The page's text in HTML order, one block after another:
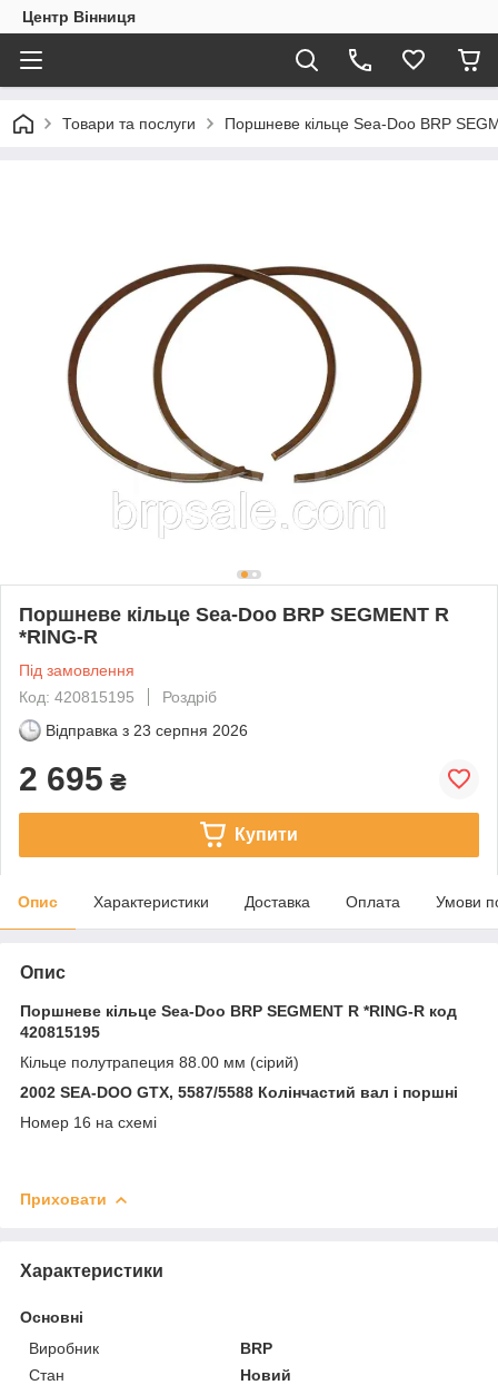
Центр Вінниця
Товари та послуги Поршневе кільце Sea-Doo BRP
Поршневе кільце Sea-Doo BRP SEGMENT R
*RING-R
Під замовлення
Код: 420815195
Роздріб
Відправка з 23 серпня 2026
2 695 ₴
Купити
Опис Характеристики Доставка Оплата Умови
Опис
Поршневе кільце Sea-Doo BRP SEGMENT R *RING-R код
420815195
Кільце полутрапеция 88.00 мм (сірий)
2002 SEA-DOO GTX, 5587/5588 Колінчастий вал і поршні
Номер 16 на схемі
Приховати
Характеристики
Основні
Виробник
BRP
Стан
Новий